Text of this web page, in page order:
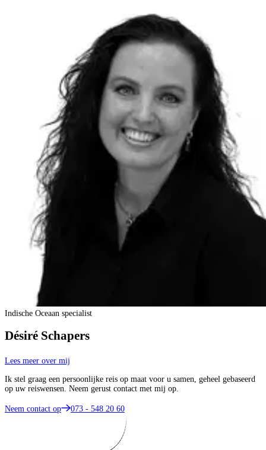
Indische Oceaan specialist
Désiré Schapers
Lees meer over mij
Ik stel graag een persoonlijke reis op maat voor u samen, geheel gebaseerd
op uw reiswensen. Neem gerust contact met mij op.
Neem contact op 073 - 548 20 60